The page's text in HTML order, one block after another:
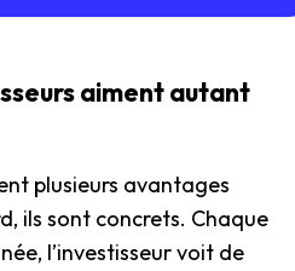
aiment autant
plusieurs avantages
ils sont concrets. Chaque
l’investisseur voit de